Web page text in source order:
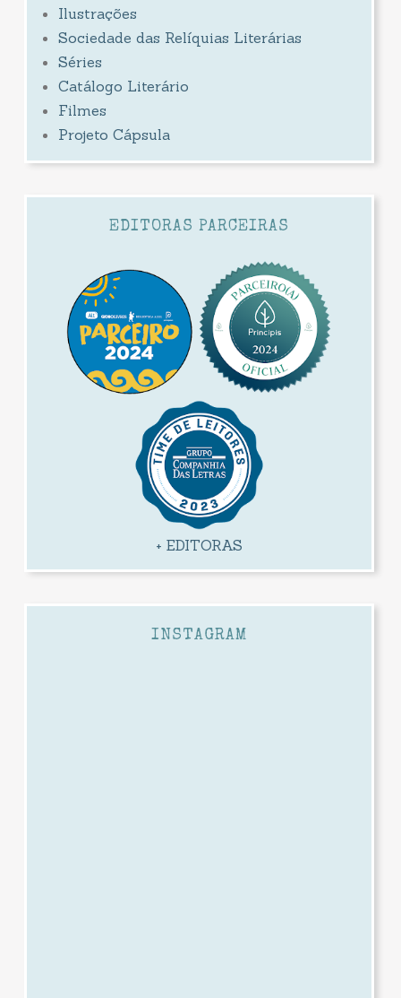
Ilustrações
Sociedade das Relíquias Literárias
Séries
Catálogo Literário
Filmes
Projeto Cápsula
EDITORAS PARCEIRAS
+ EDITORAS
INSTAGRAM